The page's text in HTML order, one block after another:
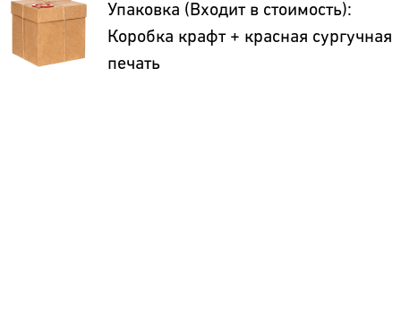
Упаковка (Входит в стоимость):
Коробка крафт + красная сургучная
печать